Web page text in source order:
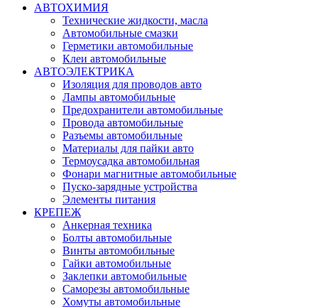
АВТОХИМИЯ
Технические жидкости, масла
Автомобильные смазки
Герметики автомобильные
Клеи автомобильные
АВТОЭЛЕКТРИКА
Изоляция для проводов авто
Лампы автомобильные
Предохранители автомобильные
Провода автомобильные
Разъемы автомобильные
Материалы для пайки авто
Термоусадка автомобильная
Фонари магнитные автомобильные
Пуско-зарядные устройства
Элементы питания
КРЕПЕЖ
Анкерная техника
Болты автомобильные
Винты автомобильные
Гайки автомобильные
Заклепки автомобильные
Саморезы автомобильные
Хомуты автомобильные